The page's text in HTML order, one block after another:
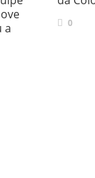
a
0